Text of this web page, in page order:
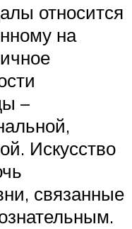
относится
на
–
Искусство
связанные